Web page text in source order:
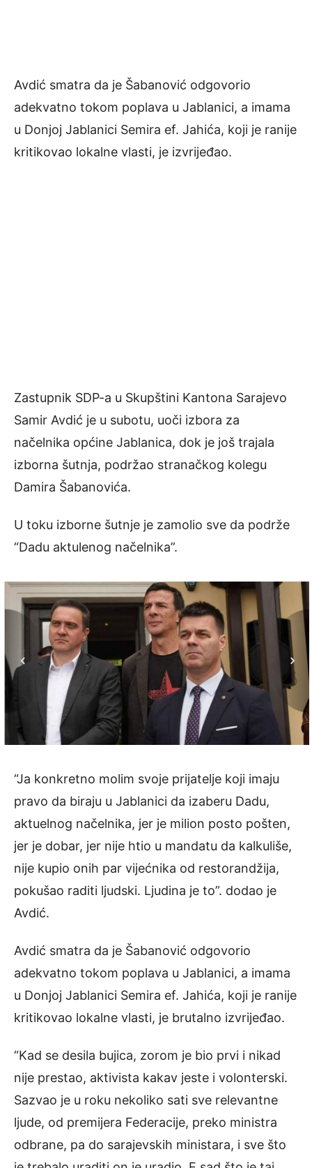
Avdić smatra da je Šabanović odgovorio
adekvatno tokom poplava u Jablanici, a imama
u Donjoj Jablanici Semira ef. Jahića, koji je ranije
kritikovao lokalne vlasti, je izvrijeđao.
Zastupnik SDP-a u Skupštini Kantona Sarajevo
Samir Avdić je u subotu, uoči izbora za
načelnika općine Jablanica, dok je još trajala
izborna šutnja, podržao stranačkog kolegu
Damira Šabanovića.
U toku izborne šutnje je zamolio sve da podrže
“Dadu aktulenog načelnika”.
“Ja konkretno molim svoje prijatelje koji imaju
pravo da biraju u Jablanici da izaberu Dadu,
aktuelnog načelnika, jer je milion posto pošten,
jer je dobar, jer nije htio u mandatu da kalkuliše,
nije kupio onih par vijećnika od restorandžija,
pokušao raditi ljudski. Ljudina je to”. dodao je
Avdić.
Avdić smatra da je Šabanović odgovorio
adekvatno tokom poplava u Jablanici, a imama
u Donjoj Jablanici Semira ef. Jahića, koji je ranije
kritikovao lokalne vlasti, je brutalno izvrijeđao.
“Kad se desila bujica, zorom je bio prvi i nikad
nije prestao, aktivista kakav jeste i volonterski.
Sazvao je u roku nekoliko sati sve relevantne
ljude, od premijera Federacije, preko ministra
odbrane, pa do sarajevskih ministara, i sve što